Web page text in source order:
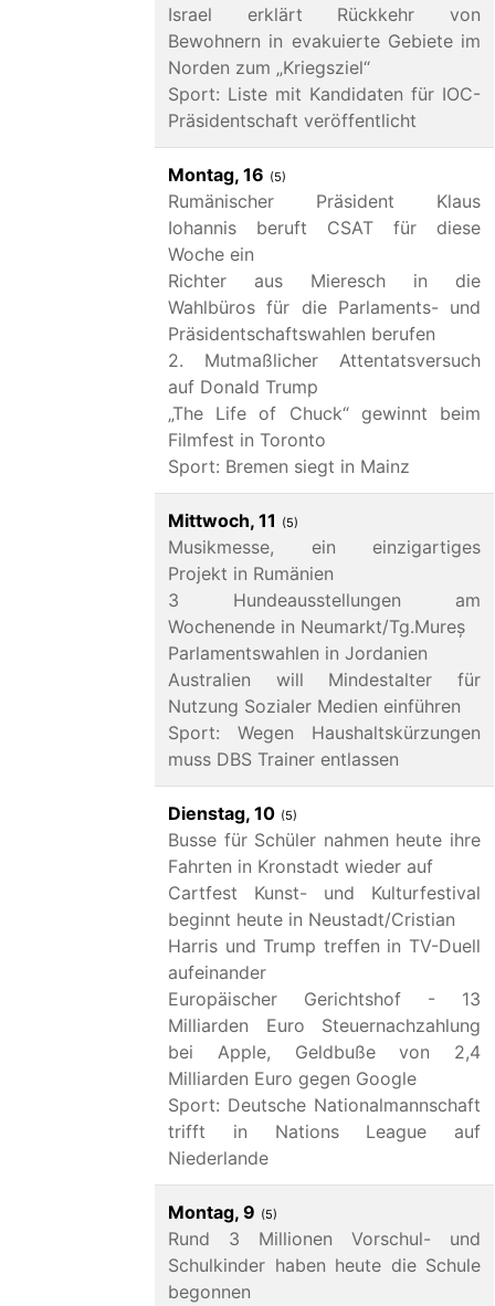
Israel erklärt Rückkehr von
Bewohnern in evakuierte Gebiete im
Norden zum „Kriegsziel“
Sport: Liste mit Kandidaten für IOC-
Präsidentschaft veröffentlicht
Montag, 16 (5)
Rumänischer Präsident Klaus
Iohannis beruft CSAT für diese
Woche ein
Richter aus Mieresch in die
Wahlbüros für die Parlaments- und
Präsidentschaftswahlen berufen
2. Mutmaßlicher Attentatsversuch
auf Donald Trump
„The Life of Chuck“ gewinnt beim
Filmfest in Toronto
Sport: Bremen siegt in Mainz
Mittwoch, 11 (5)
Musikmesse, ein einzigartiges
Projekt in Rumänien
3 Hundeausstellungen am
Wochenende in Neumarkt/Tg.Mureș
Parlamentswahlen in Jordanien
Australien will Mindestalter für
Nutzung Sozialer Medien einführen
Sport: Wegen Haushaltskürzungen
muss DBS Trainer entlassen
Dienstag, 10 (5)
Busse für Schüler nahmen heute ihre
Fahrten in Kronstadt wieder auf
Cartfest Kunst- und Kulturfestival
beginnt heute in Neustadt/Cristian
Harris und Trump treffen in TV-Duell
aufeinander
Europäischer Gerichtshof - 13
Milliarden Euro Steuernachzahlung
bei Apple, Geldbuße von 2,4
Milliarden Euro gegen Google
Sport: Deutsche Nationalmannschaft
trifft in Nations League auf
Niederlande
Montag, 9 (5)
Rund 3 Millionen Vorschul- und
Schulkinder haben heute die Schule
begonnen